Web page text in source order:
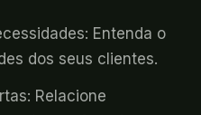
Entenda o
dos seus clientes.
Relacione